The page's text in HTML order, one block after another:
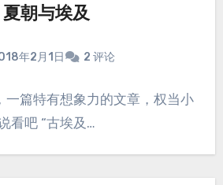
夏朝与埃及
年2月1日 2 评论
一篇特有想象力的文章，权当小
看吧 “古埃及…